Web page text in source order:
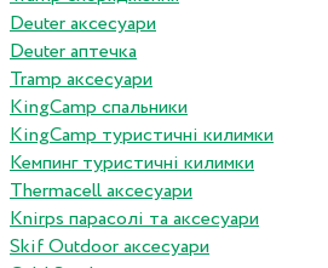
Deuter аксесуари
Deuter аптечка
Tramp аксесуари
KingCamp спальники
KingCamp туристичні килимки
Кемпинг туристичні килимки
Thermacell аксесуари
Knirps парасолі та аксесуари
Skif Outdoor аксесуари